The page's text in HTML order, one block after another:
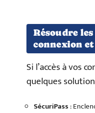
Résoudre
connexion
Si l’accès à vos
quelques
SécuriPass: